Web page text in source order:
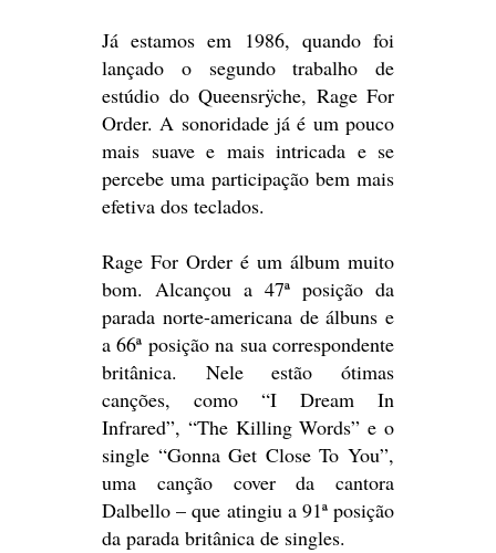
Já estamos em 1986, quando foi
lançado o segundo trabalho de
estúdio do Queensrÿche, Rage For
Order. A sonoridade já é um pouco
mais suave e mais intricada e se
percebe uma participação bem mais
efetiva dos teclados.
Rage For Order é um álbum muito
bom. Alcançou a 47ª posição da
parada norte-americana de álbuns e
a 66ª posição na sua correspondente
britânica. Nele estão ótimas
canções, como “I Dream In
Infrared”, “The Killing Words” e o
single “Gonna Get Close To You”,
uma canção cover da cantora
Dalbello – que atingiu a 91ª posição
da parada britânica de singles.